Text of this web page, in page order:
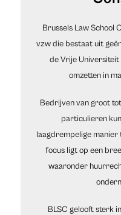
Brussels Law School
vzw die bestaat uit
de Vrije Universiteit
omzetten in
Bedrijven van groot
particulieren
laagdrempelige
focus ligt op een
waaronder
BLSC gelooft sterk